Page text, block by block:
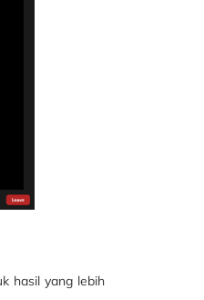
hasil yang lebih